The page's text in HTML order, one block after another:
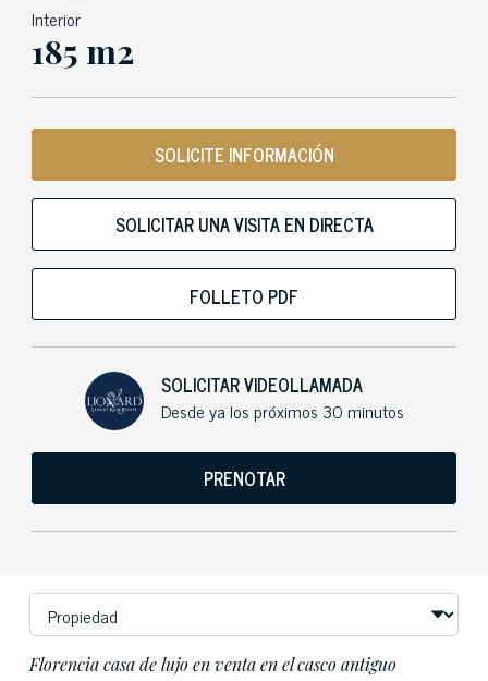
Interior
185 m2
SOLICITE INFORMACIÓN
SOLICITAR UNA VISITA EN DIRECTA
FOLLETO PDF
SOLICITAR VIDEOLLAMADA
Desde ya los próximos 30 minutos
PRENOTAR
Florencia casa de lujo en venta en el casco antiguo